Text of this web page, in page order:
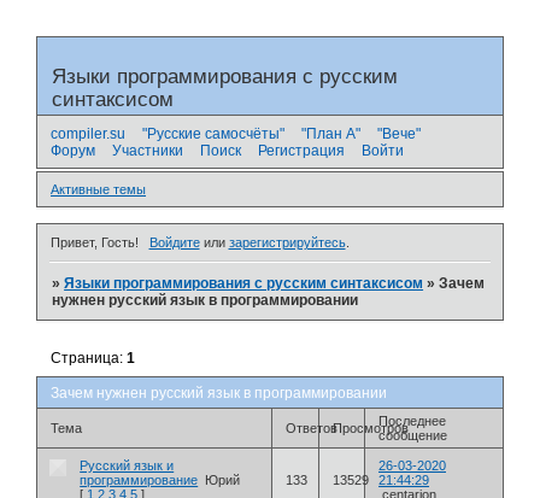
Языки программирования с русским
синтаксисом
compiler.su "Русские самосчёты" "План А"
"Вече"
Форум
Участники Поиск Регистрация Войти
Активные темы
Привет, Гость! Войдитеили зарегистрируйтесь.
»Языки программирования с русским синтаксисом »Зачем
нужнен русский язык в программировании
Зачем нужнен русский язык в программировании
Страница:1
Тема ОтветовПросмотровПоследнее
сообщение
Русский язык и
программирование
Юрий
[ 1 2 3 4 5 ]
133 13529
26-03-2020
21:44:29
centarion